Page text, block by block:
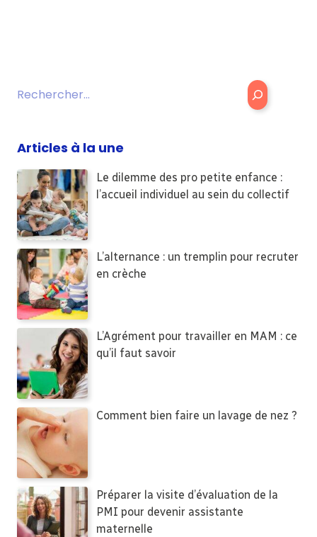
Rechercher
Articles à la une
Le dilemme des pro petite enfance :
l’accueil individuel au sein du collectif
L’alternance : un tremplin pour recruter
en crèche
L’Agrément pour travailler en MAM : ce
qu’il faut savoir
Comment bien faire un lavage de nez ?
Préparer la visite d’évaluation de la
PMI pour devenir assistante
maternelle